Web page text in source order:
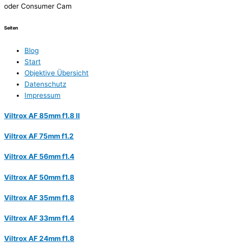
oder Consumer Cam
Seiten
Blog
Start
Objektive Übersicht
Datenschutz
Impressum
Viltrox AF 85mm f1.8 II
Viltrox AF 75mm f1.2
Viltrox AF 56mm f1.4
Viltrox AF 50mm f1.8
Viltrox AF 35mm f1.8
Viltrox AF 33mm f1.4
Viltrox AF 24mm f1.8